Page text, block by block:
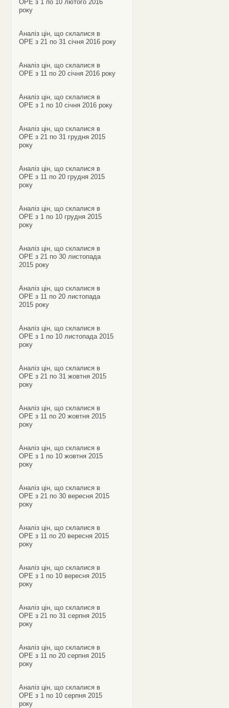
ОРЕ з 1 по 10 лютого 2016
року
Аналіз цін, що склалися в
ОРЕ з 21 по 31 січня 2016 року
Аналіз цін, що склалися в
ОРЕ з 11 по 20 січня 2016 року
Аналіз цін, що склалися в
ОРЕ з 1 по 10 січня 2016 року
Аналіз цін, що склалися в
ОРЕ з 21 по 31 грудня 2015
року
Аналіз цін, що склалися в
ОРЕ з 11 по 20 грудня 2015
року
Аналіз цін, що склалися в
ОРЕ з 1 по 10 грудня 2015
року
Аналіз цін, що склалися в
ОРЕ з 21 по 30 листопада
2015 року
Аналіз цін, що склалися в
ОРЕ з 11 по 20 листопада
2015 року
Аналіз цін, що склалися в
ОРЕ з 1 по 10 листопада 2015
року
Аналіз цін, що склалися в
ОРЕ з 21 по 31 жовтня 2015
року
Аналіз цін, що склалися в
ОРЕ з 11 по 20 жовтня 2015
року
Аналіз цін, що склалися в
ОРЕ з 1 по 10 жовтня 2015
року
Аналіз цін, що склалися в
ОРЕ з 21 по 30 вересня 2015
року
Аналіз цін, що склалися в
ОРЕ з 11 по 20 вересня 2015
року
Аналіз цін, що склалися в
ОРЕ з 1 по 10 вересня 2015
року
Аналіз цін, що склалися в
ОРЕ з 21 по 31 серпня 2015
року
Аналіз цін, що склалися в
ОРЕ з 11 по 20 серпня 2015
року
Аналіз цін, що склалися в
ОРЕ з 1 по 10 серпня 2015
року